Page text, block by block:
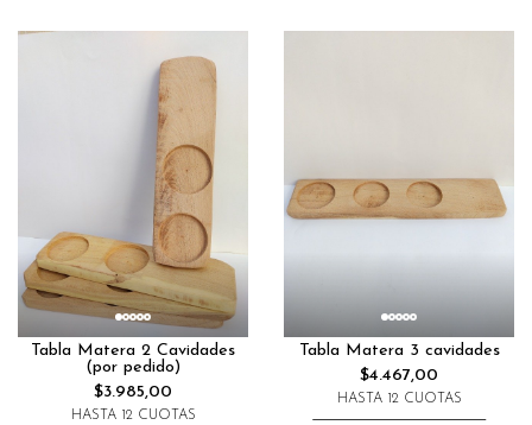
Tabla Matera 2 Cavidades
(por pedido)
$3.985,00
HASTA 12 CUOTAS
Tabla Matera 3 cavidades
$4.467,00
HASTA 12 CUOTAS